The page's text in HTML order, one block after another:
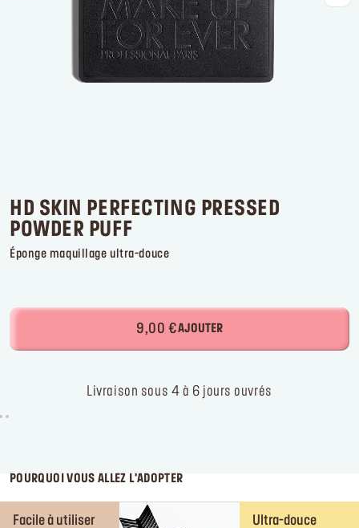
Se connecter ou s’inscrire
HD SKIN PERFECTING PRESSED
POWDER PUFF
Éponge maquillage ultra-douce
9,00 €AJOUTER
Livraison sous 4 à 6 jours ouvrés
POURQUOI VOUS ALLEZ L'ADOPTER
Facile à utiliser Ultra-douce